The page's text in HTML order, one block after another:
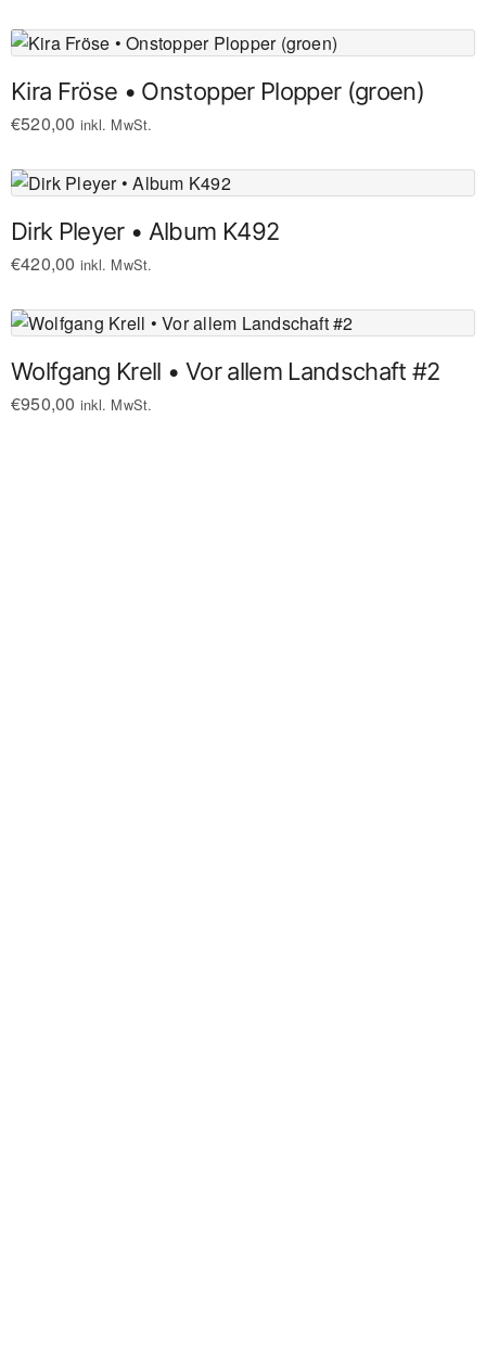
Kira Fröse • Onstopper Plopper (groen)
€520,00 inkl. MwSt.
Dirk Pleyer • Album K492
€420,00 inkl. MwSt.
Wolfgang Krell • Vor allem Landschaft #2
€950,00 inkl. MwSt.